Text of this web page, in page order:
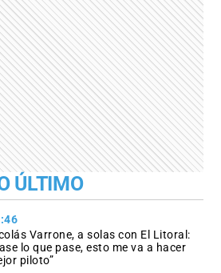
ÚLTIMO
Varrone, a solas con El Litoral:
lo que pase, esto me va a hacer
piloto”